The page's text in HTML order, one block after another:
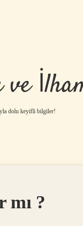
dolu keyifli bilgiler!
?